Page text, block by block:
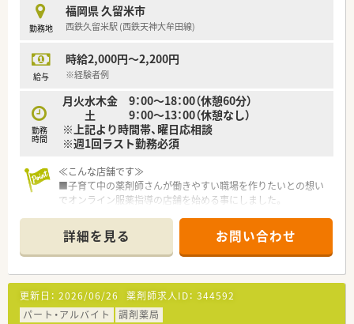
勤務地
福岡県 久留米市
西鉄久留米駅 (西鉄天神大牟田線)
給与
時給2,000円～2,200円
※経験者例
勤務
時間
月火水木金 9：00～18：00（休憩60分）
土 9：00～13：00（休憩なし）
※上記より時間帯、曜日応相談
※週1回ラスト勤務必須
≪こんな店舗です≫
■子育て中の薬剤師さんが働きやすい職場を作りたいとの想い
でオンライン服薬指導の店舗を始める事にしました。
ています。
■自宅にお薬が届かれた患者様にシステムを使い、画面越しで服
薬指導をして頂きます。
■患者様は2キロ圏内にお住まいの方がメインになります。
■全自動分包機を2台導入しており、設備も充実しています。
■整形外科門前の店舗なので、ブランクのある方も復帰しやすい
環境です。
詳細を見る お問い合わせ
更新日： 2026/06/26 薬剤師求人ID： 344592
パート・アルバイト
調剤薬局